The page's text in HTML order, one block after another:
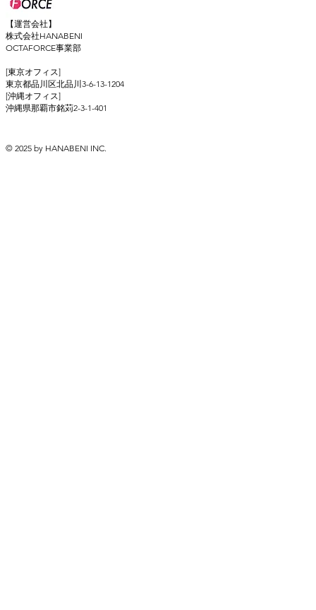
【運営会社】
株式会社HANABENI
OCTAFORCE事業部
[東京オフィス]
東京都品川区北品川3-6-13-1204
[沖縄オフィス]
​沖縄県那覇市銘苅2-3-1-401
© 2025 by HANABENI INC.